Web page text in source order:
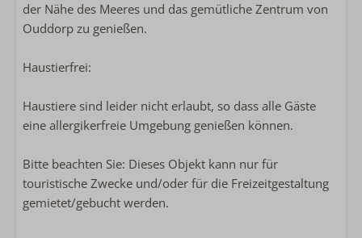
der Nähe des Meeres und das gemütliche Zentrum von
Ouddorp zu genießen.
Haustierfrei:
Haustiere sind leider nicht erlaubt, so dass alle Gäste
eine allergikerfreie Umgebung genießen können.
Bitte beachten Sie: Dieses Objekt kann nur für
touristische Zwecke und/oder für die Freizeitgestaltung
gemietet/gebucht werden.